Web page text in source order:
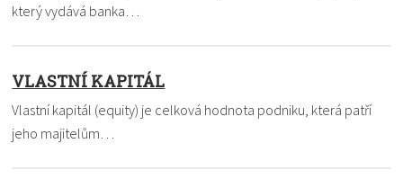
který vydává banka…
VLASTNÍ KAPITÁL
Vlastní kapitál (equity) je celková hodnota podniku, která patří
jeho majitelům…